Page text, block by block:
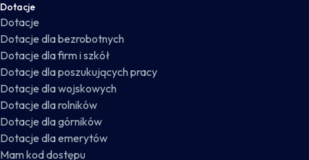
Dotacje
Dotacje
Dotacje dla bezrobotnych
Dotacje dla firm i szkół
Dotacje dla poszukujących pracy
Dotacje dla wojskowych
Dotacje dla rolników
Dotacje dla górników
Dotacje dla emerytów
Mam kod dostępu